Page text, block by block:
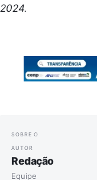
2024.
SOBRE O
AUTOR
Redação
Equipe